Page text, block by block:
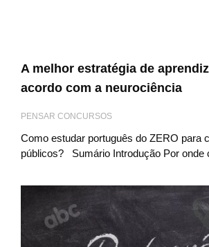
A melhor estratégia de
acordo com a neurociência
PENSAR CONCURSOS
Como estudar português do ZERO para
públicos? Sumário Introdução Por onde